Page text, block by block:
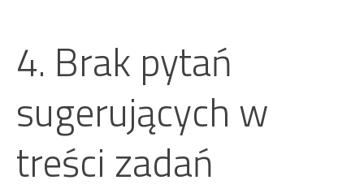
4. Brak pytań
sugerujących w
treści zadań